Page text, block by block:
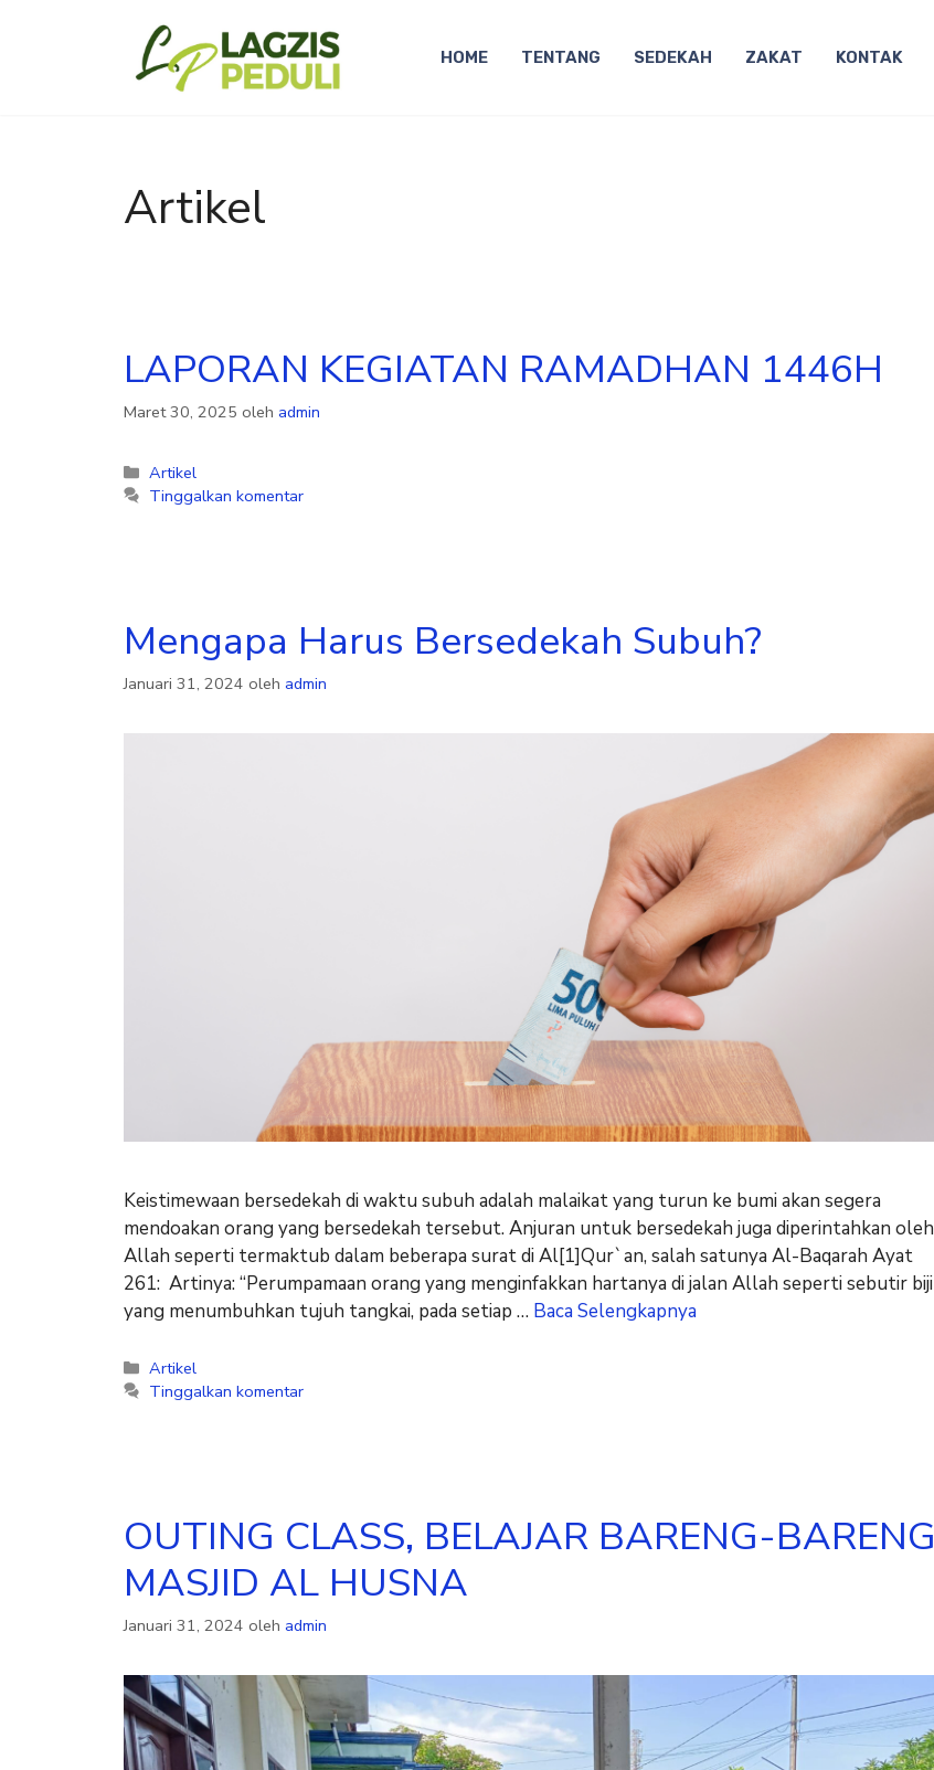
HOME TENTANG SEDEKAH ZAKAT KONTAK
Artikel
LAPORAN KEGIATAN RAMADHAN 1446H
Maret 30, 2025 oleh admin
Artikel
Tinggalkan komentar
Mengapa Harus Bersedekah Subuh?
Januari 31, 2024 oleh admin
Keistimewaan bersedekah di waktu subuh adalah malaikat yang turun ke bumi akan segera
mendoakan orang yang bersedekah tersebut. Anjuran untuk bersedekah juga diperintahkan oleh
Allah seperti termaktub dalam beberapa surat di Al[1]Qur`an, salah satunya Al-Baqarah Ayat
261: Artinya: “Perumpamaan orang yang menginfakkan hartanya di jalan Allah seperti sebutir biji
yang menumbuhkan tujuh tangkai, pada setiap … Baca Selengkapnya
Artikel
Tinggalkan komentar
OUTING CLASS, BELAJAR BARENG-BARENG
MASJID AL HUSNA
Januari 31, 2024 oleh admin